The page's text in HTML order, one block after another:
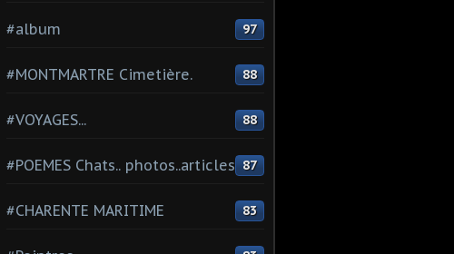
#album 97
#MONTMARTRE Cimetière. 88
#VOYAGES... 88
#POEMES Chats.. photos..articles 87
#CHARENTE MARITIME 83